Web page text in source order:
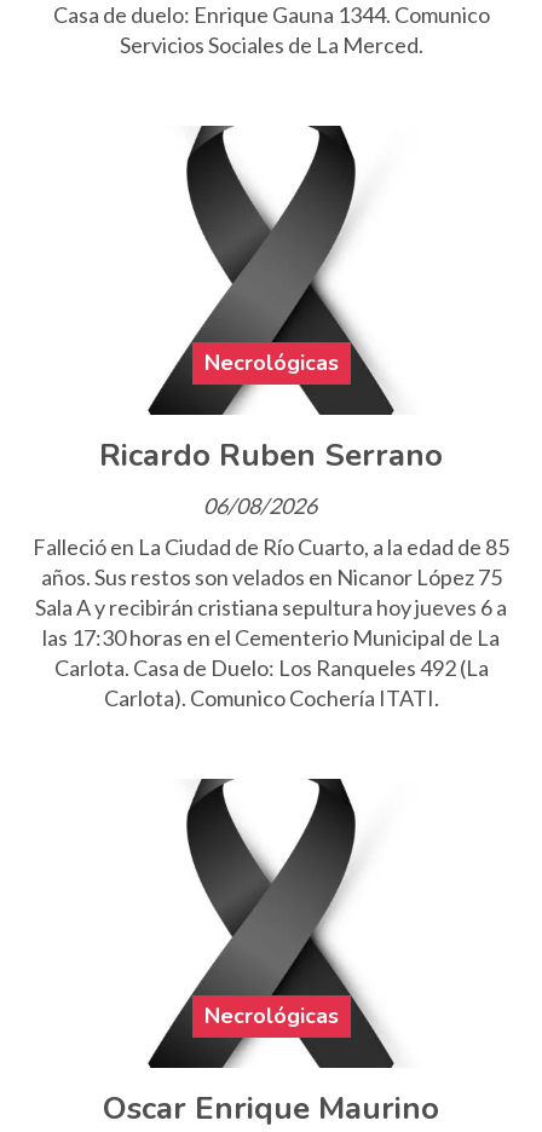
Casa de duelo: Enrique Gauna 1344. Comunico
Servicios Sociales de La Merced.
Ricardo Ruben Serrano
Necrológicas
06/08/2026
Falleció en La Ciudad de Río Cuarto, a la edad de 85
años. Sus restos son velados en Nicanor López 75
Sala A y recibirán cristiana sepultura hoy jueves 6 a
las 17:30 horas en el Cementerio Municipal de La
Carlota. Casa de Duelo: Los Ranqueles 492 (La
Carlota). Comunico Cochería ITATI.
Oscar Enrique Maurino
Necrológicas